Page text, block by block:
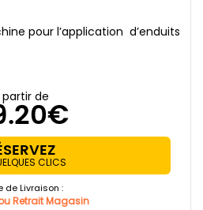
pour l’application d’enduits
de
CLICS
de Livraison :
Retrait Magasin